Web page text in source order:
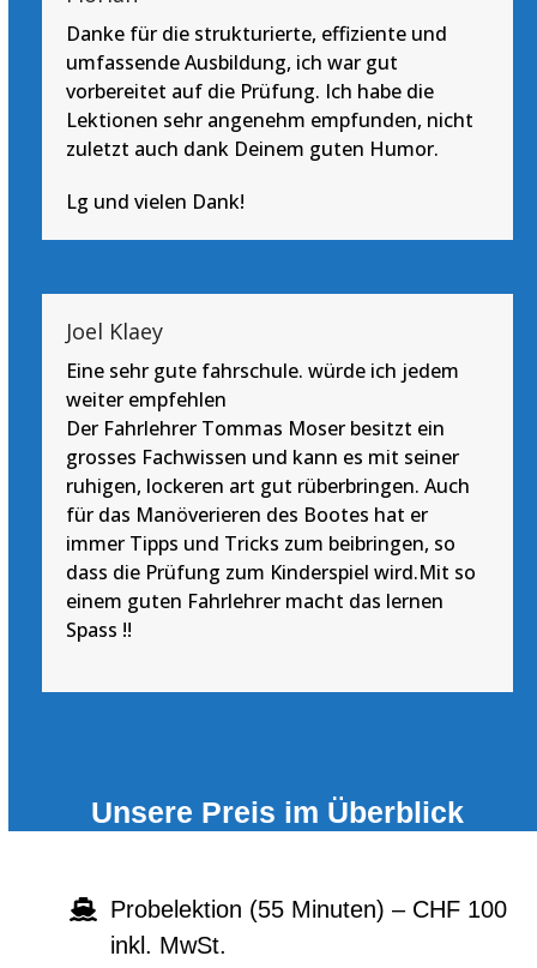
Danke für die strukturierte, effiziente und
umfassende Ausbildung, ich war gut
vorbereitet auf die Prüfung. Ich habe die
Lektionen sehr angenehm empfunden, nicht
zuletzt auch dank Deinem guten Humor.
Lg und vielen Dank!
Joel Klaey
Eine sehr gute fahrschule. würde ich jedem
weiter empfehlen
Der Fahrlehrer Tommas Moser besitzt ein
grosses Fachwissen und kann es mit seiner
ruhigen, lockeren art gut rüberbringen. Auch
für das Manöverieren des Bootes hat er
immer Tipps und Tricks zum beibringen, so
dass die Prüfung zum Kinderspiel wird.Mit so
einem guten Fahrlehrer macht das lernen
Spass !!
Unsere Preis im Überblick
Probelektion (55 Minuten) – CHF 100
inkl. MwSt.